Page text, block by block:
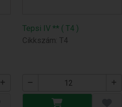
Tepsi IV ** ( T4 )
Cikkszám: T4